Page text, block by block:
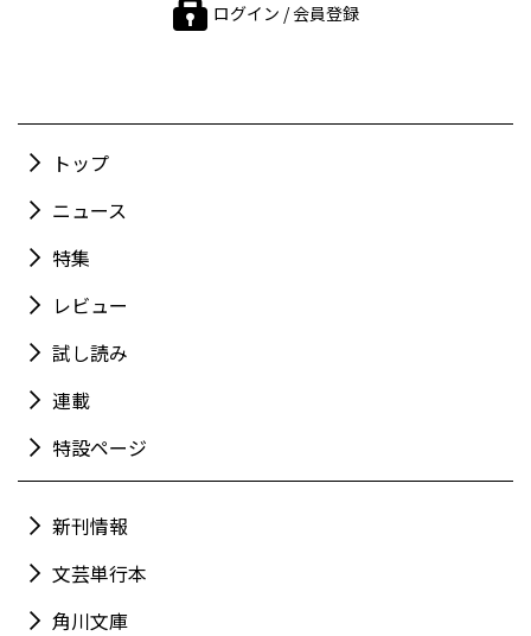
ログイン / 会員登録
トップ
ニュース
特集
レビュー
試し読み
連載
特設ページ
新刊情報
文芸単行本
角川文庫